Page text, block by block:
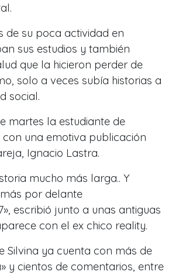
de su poca actividad en
sus estudios y también
que la hicieron perder de
solo a veces subía historias a
social.
martes la estudiante de
una emotiva publicación
Ignacio Lastra.
mucho más larga.. Y
por delante
escribió junto a unas antiguas
con el ex chico reality.
Silvina ya cuenta con más de
y cientos de comentarios, entre